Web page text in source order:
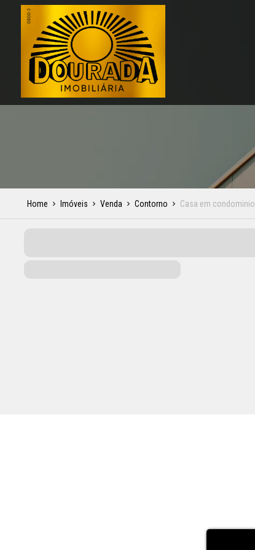
Home Imóveis Venda Contorno Casa em condominio